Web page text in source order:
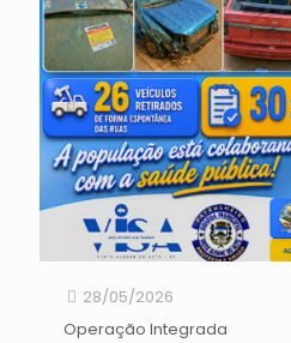
28/05/2026
Operação Integrada